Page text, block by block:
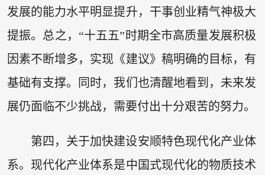
发展的能力水平明显提升，干事创业精气神极大
提振。总之，“十五五”时期全市高质量发展积极
因素不断增多，实现《建议》稿明确的目标，有
基础有支撑。同时，我们也清醒地看到，未来发
展仍面临不少挑战，需要付出十分艰苦的努力。
第四，关于加快建设安顺特色现代化产业体
系。现代化产业体系是中国式现代化的物质技术